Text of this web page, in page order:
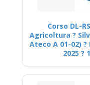
Corso DL-
Agricoltura ?
Ateco A 01-02)
2025 ?